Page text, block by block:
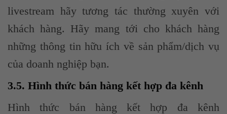
livestream hãy tương tác thường xuyên với
khách hàng. Hãy mang tới cho khách hàng
những thông tin hữu ích về sản phẩm/dịch vụ
của doanh nghiệp bạn.
3.5. Hình thức bán hàng kết hợp đa kênh
Hình thức bán hàng kết hợp đa kênh